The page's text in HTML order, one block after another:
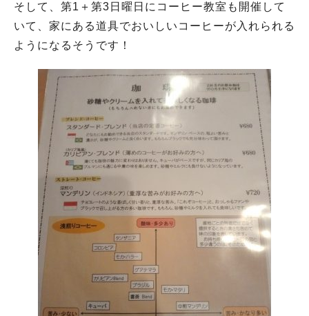
そして、第1＋第3日曜日にコーヒー教室も開催して
いて、家にある道具でおいしいコーヒーが入れられる
ようになるそうです！